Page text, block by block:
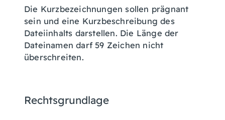
Die Kurzbezeichnungen sollen prägnant
sein und eine Kurzbeschreibung des
Dateiinhalts darstellen. Die Länge der
Dateinamen darf 59 Zeichen nicht
überschreiten.
Rechtsgrundlage